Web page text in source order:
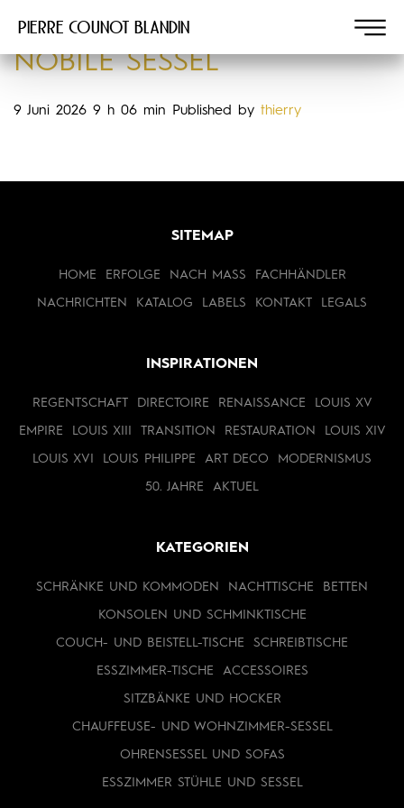
Pierre COUNOT BLANDIN
NOBILE SESSEL
9 Juni 2026 9 h 06 min Published by thierry
SITEMAP
HOME ERFOLGE NACH MASS FACHHÄNDLER
NACHRICHTEN KATALOG LABELS KONTAKT LEGALS
INSPIRATIONEN
REGENTSCHAFT DIRECTOIRE RENAISSANCE LOUIS XV
EMPIRE LOUIS XIII TRANSITION RESTAURATION LOUIS XIV
LOUIS XVI LOUIS PHILIPPE ART DECO MODERNISMUS
50. JAHRE AKTUEL
KATEGORIEN
SCHRÄNKE UND KOMMODEN NACHTTISCHE BETTEN
KONSOLEN UND SCHMINKTISCHE
COUCH- UND BEISTELL-TISCHE SCHREIBTISCHE
ESSZIMMER-TISCHE ACCESSOIRES
SITZBÄNKE UND HOCKER
CHAUFFEUSE- UND WOHNZIMMER-SESSEL
OHRENSESSEL UND SOFAS
ESSZIMMER STÜHLE UND SESSEL